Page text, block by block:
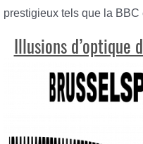
prestigieux tels que la BBC
Illusions d’optique